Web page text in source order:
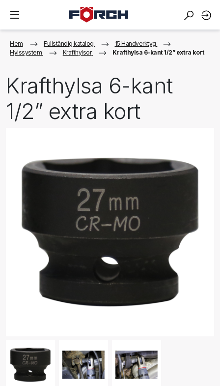
Hem Fullständig katalog
15 Handverktyg
Hylssystem
Krafthylsor Krafthylsa 6-kant 1/2” extra kort
Krafthylsa 6-kant
1/2” extra kort